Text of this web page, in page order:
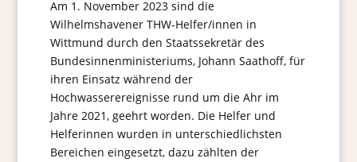
Am 1. November 2023 sind die
Wilhelmshavener THW-Helfer/innen in
Wittmund durch den Staatssekretär des
Bundesinnenministeriums, Johann Saathoff, für
ihren Einsatz während der
Hochwasserereignisse rund um die Ahr im
Jahre 2021, geehrt worden. Die Helfer und
Helferinnen wurden in unterschiedlichsten
Bereichen eingesetzt, dazu zählten der